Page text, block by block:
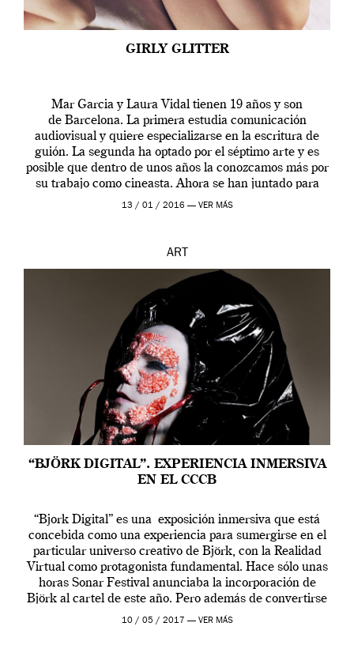
GIRLY GLITTER
Mar Garcia y Laura Vidal tienen 19 años y son
de Barcelona. La primera estudia comunicación
audiovisual y quiere especializarse en la escritura de
guión. La segunda ha optado por el séptimo arte y es
posible que dentro de unos años la conozcamos más por
su trabajo como cineasta. Ahora se han juntado para
contarnos una […]
13 / 01 / 2016 — VER MÁS
ART
“BJÖRK DIGITAL”. EXPERIENCIA INMERSIVA
EN EL CCCB
“Bjork Digital” es una exposición inmersiva que está
concebida como una experiencia para sumergirse en el
particular universo creativo de Björk, con la Realidad
Virtual como protagonista fundamental. Hace sólo unas
horas Sonar Festival anunciaba la incorporación de
Björk al cartel de este año. Pero además de convertirse
en una de las actuaciones más relevantes […]
10 / 05 / 2017 — VER MÁS